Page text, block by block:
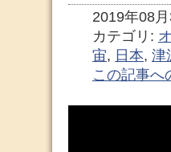
2019年08
カテゴリ:
宙, 日本, 津
この記事へ